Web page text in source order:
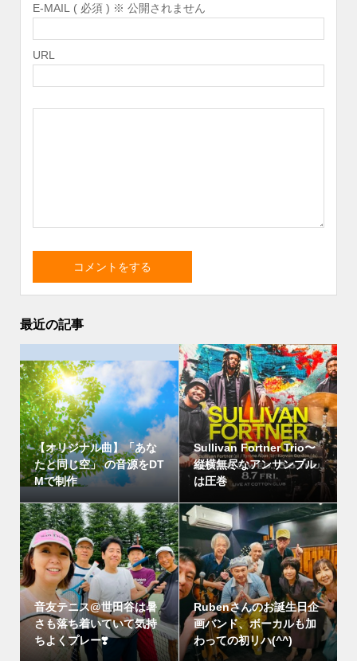
E-MAIL ( 必須 ) ※ 公開されません
URL
最近の記事
【オリジナル曲】「あな
たと同じ空」 の音源をDT
Mで制作
Sullivan Fortner Trio〜
縦横無尽なアンサンブル
は圧巻
音友テニス@世田谷は暑
さも落ち着いていて気持
ちよくプレー❣️
Rubenさんのお誕生日企
画バンド、ボーカルも加
わっての初リハ(^^)